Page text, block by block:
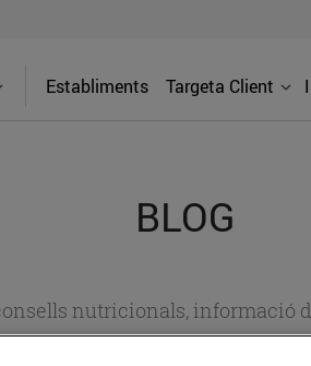
Establiments Targeta Client
BLOG
nutricionals, informació